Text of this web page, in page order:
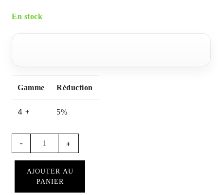
En stock
Gamme Réduction
4 + 5%
-
Rally
+
AJOUTER AU
PANIER